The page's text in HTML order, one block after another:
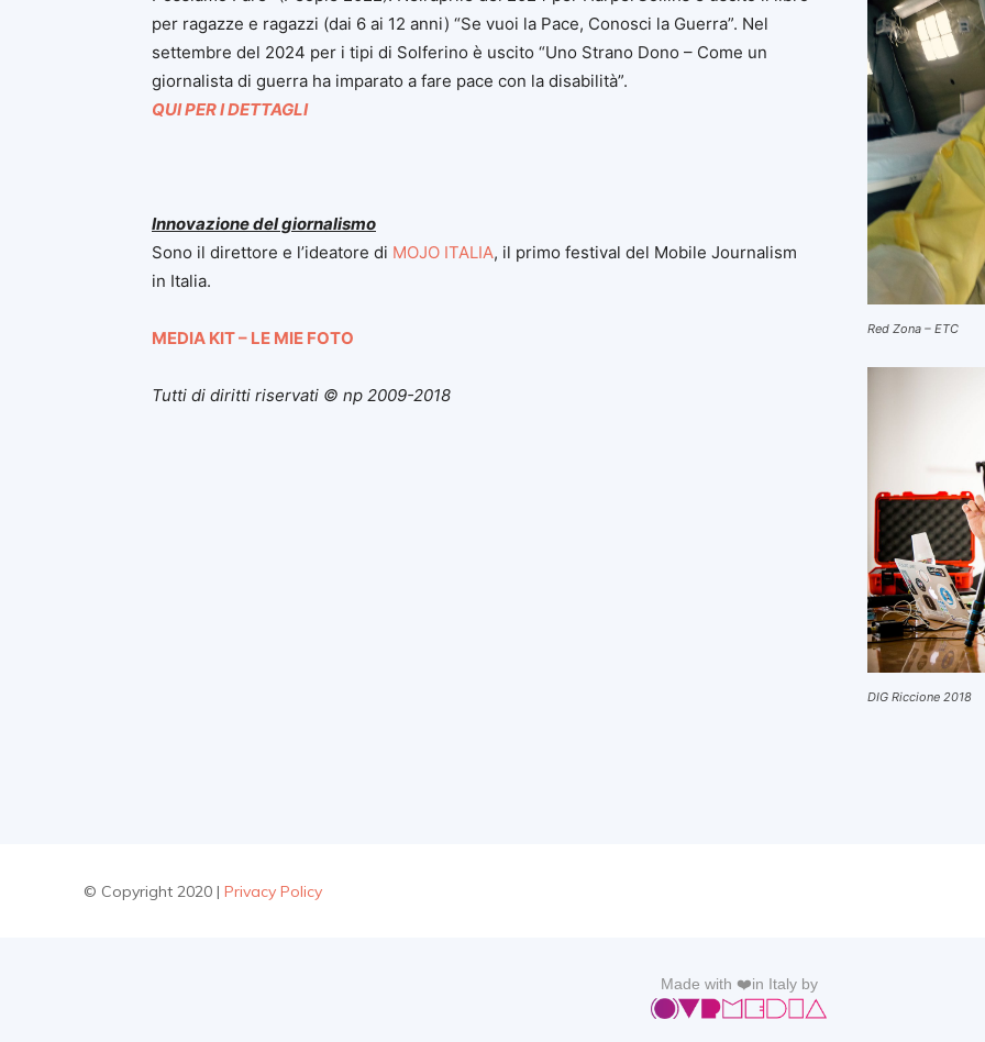
per ragazze e ragazzi (dai 6 ai 12 anni) “Se vuoi la Pace, Conosci la Guerra”. Nel
settembre del 2024 per i tipi di Solferino è uscito “Uno Strano Dono – Come un
giornalista di guerra ha imparato a fare pace con la disabilità”.
QUI PER I DETTAGLI
Innovazione del giornalismo
Sono il direttore e l’ideatore di MOJO ITALIA, il primo festival del Mobile Journalism
in Italia.
MEDIA KIT – LE MIE FOTO
Tutti di diritti riservati © np 2009-2018
Red Zona – ETC
DIG Riccione 2018
© Copyright 2020 | Privacy Policy
Made with ❤️in Italy by